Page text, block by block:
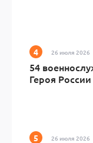
26 июля 2026
54
Героя
26 июля 2026